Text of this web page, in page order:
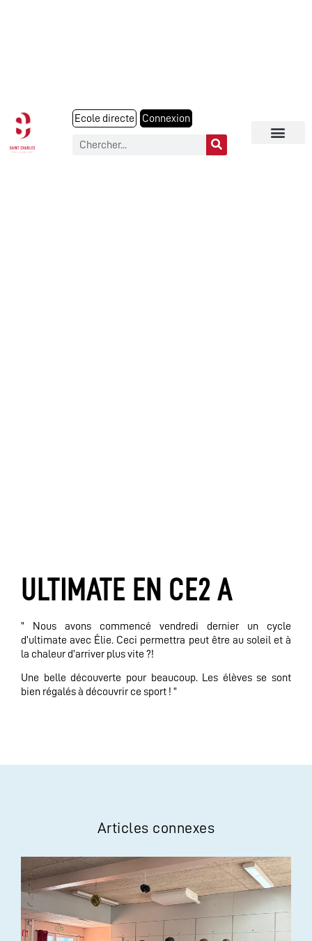
Ecole directe Connexion
ULTIMATE EN CE2 A
” Nous avons commencé vendredi dernier un cycle
d’ultimate avec Élie. Ceci permettra peut être au soleil et à
la chaleur d’arriver plus vite ?!
Une belle découverte pour beaucoup. Les élèves se sont
bien régalés à découvrir ce sport ! ”
Articles connexes